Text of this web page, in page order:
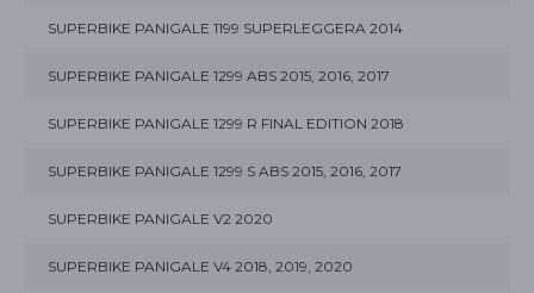
SUPERBIKE PANIGALE 1199 SUPERLEGGERA 2014
SUPERBIKE PANIGALE 1299 ABS 2015, 2016, 2017
SUPERBIKE PANIGALE 1299 R FINAL EDITION 2018
SUPERBIKE PANIGALE 1299 S ABS 2015, 2016, 2017
SUPERBIKE PANIGALE V2 2020
SUPERBIKE PANIGALE V4 2018, 2019, 2020